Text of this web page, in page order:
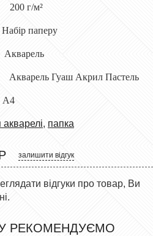
г/м²
Гуаш Акрил Пастель
А4
акварелі, папка
залишити відгук
відгуки про товар, Ви
РЕКОМЕНДУЄМО